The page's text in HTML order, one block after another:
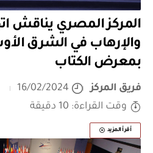
المركز المصري يناقش
والإرهاب في الشرق
بمعرض الكتاب
فريق المركز
16/02/2024
وقت القراءة: 10 دقيقة
أقرأ المزيد